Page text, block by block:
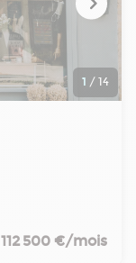
1 / 14
112 500 €/mois